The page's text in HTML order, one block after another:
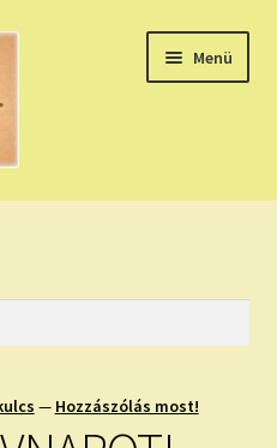
Menü
— Hozzászólás most!